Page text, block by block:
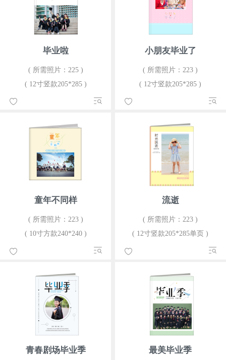
毕业啦
( 所需照片：225 )
( 12寸竖款205*285 )
小朋友毕业了
( 所需照片：223 )
( 12寸竖款205*285 )
童年不同样
( 所需照片：223 )
( 10寸方款240*240 )
流逝
( 所需照片：223 )
( 12寸竖款205*285单页 )
青春剧场毕业季 最美毕业季